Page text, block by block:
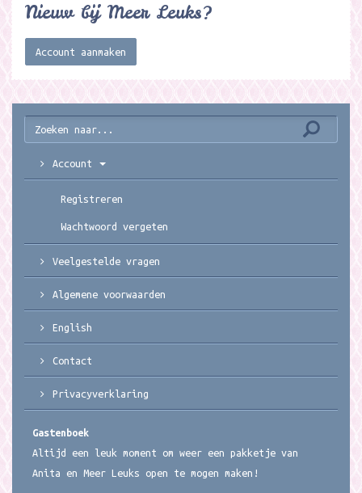
Nieuw bij Meer Leuks?
Account aanmaken
Account
Registreren
Wachtwoord vergeten
Veelgestelde vragen
Algemene voorwaarden
English
Contact
Privacyverklaring
Gastenboek
Altijd een leuk moment om weer een pakketje van
Anita en Meer Leuks open te mogen maken!